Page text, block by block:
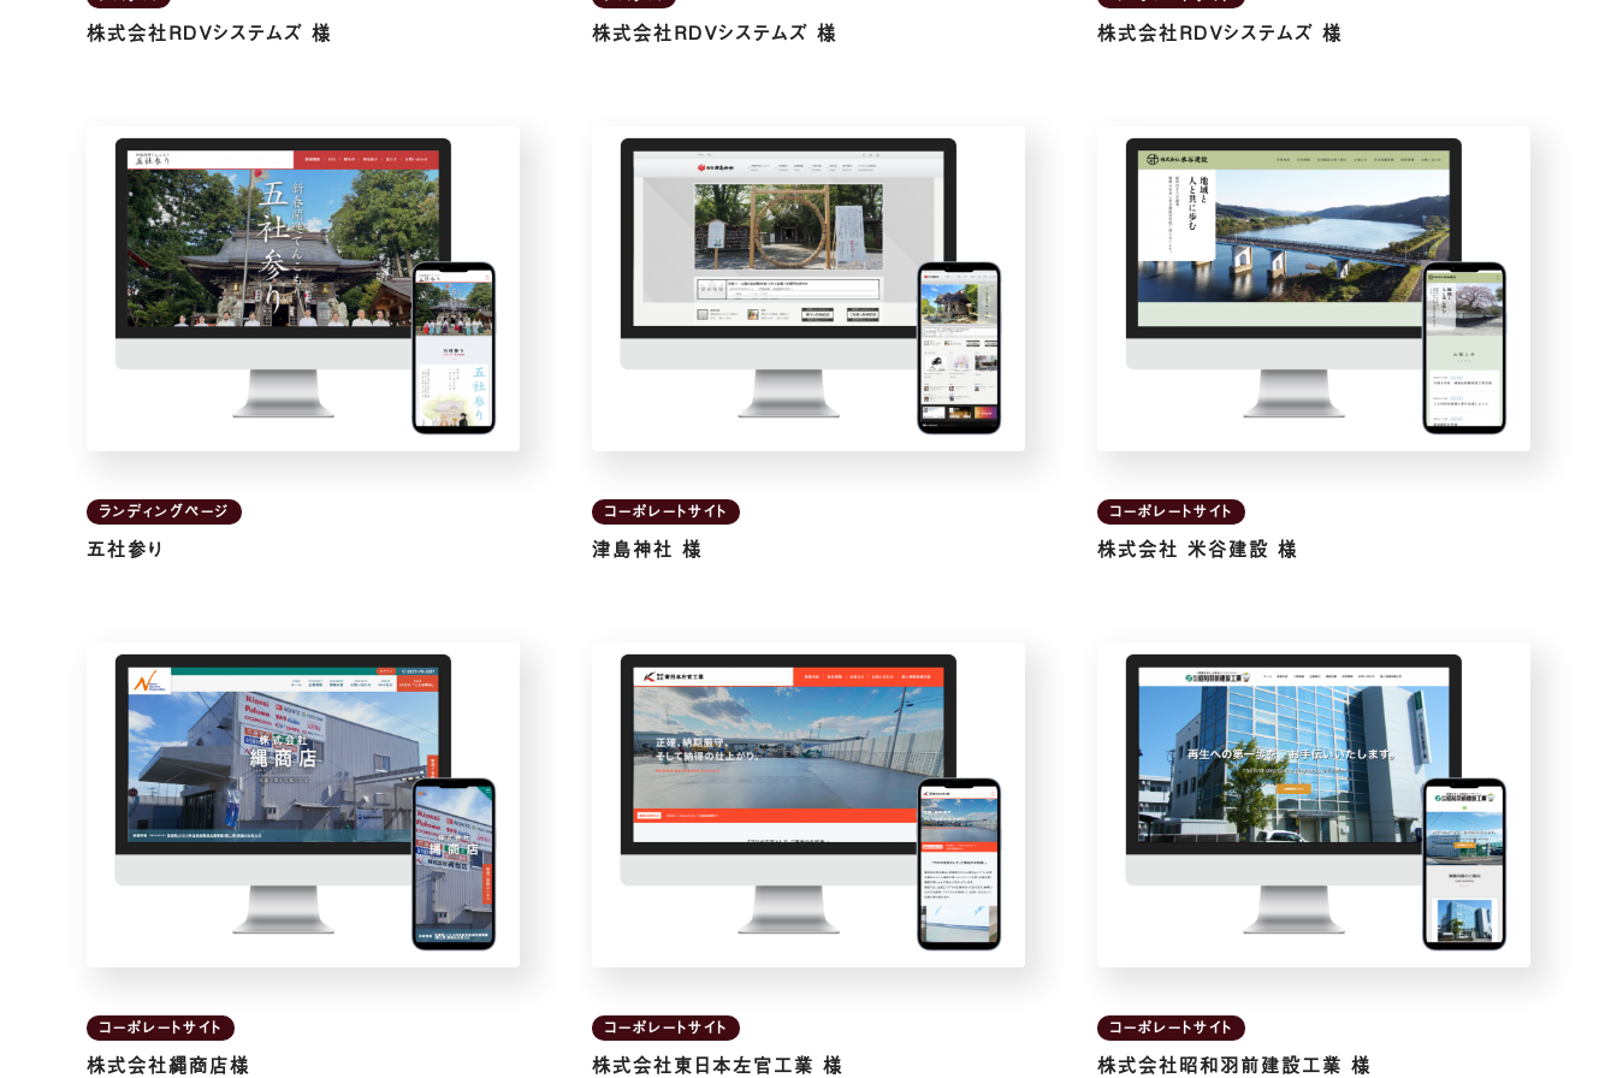
株式会社ＲＤＶシステムズ 様 株式会社ＲＤＶシステムズ 様 株式会社ＲＤＶシステムズ 様
ランディングページ
五社参り
コーポレートサイト
津島神社 様
コーポレートサイト
株式会社 米谷建設 様
コーポレートサイト
株式会社縄商店様
コーポレートサイト
株式会社東日本左官工業 様
コーポレートサイト
株式会社昭和羽前建設工業 様